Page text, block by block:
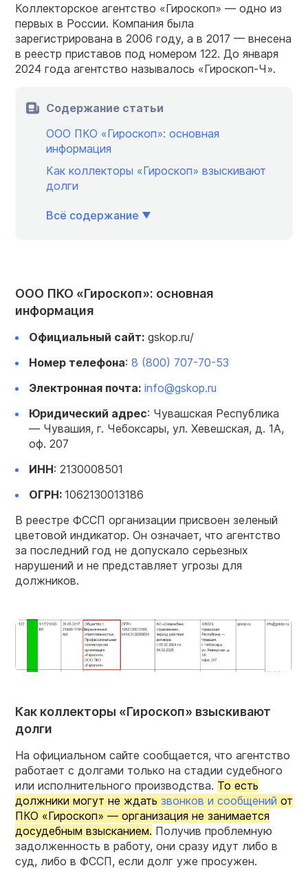
Коллекторское агентство «Гироскоп» — одно из
первых в России. Компания была
зарегистрирована в 2006 году, а в 2017 — внесена
в реестр приставов под номером 122. До января
2024 года агентство называлось «Гироскоп-Ч».
Содержание статьи
ООО ПКО «Гироскоп»: основная
информация
Как коллекторы «Гироскоп» взыскивают
долги
Всё содержание
ООО ПКО «Гироскоп»: основная
информация
Официальный сайт: gskop.ru/
Номер телефона: 8 (800) 707-70-53
Электронная почта: info@gskop.ru
Юридический адрес: Чувашская Республика
— Чувашия, г. Чебоксары, ул. Хевешская, д. 1А,
оф. 207
ИНН: 2130008501
ОГРН: 1062130013186
В реестре ФССП организации присвоен зеленый
цветовой индикатор. Он означает, что агентство
за последний год не допускало серьезных
нарушений и не представляет угрозы для
должников.
Как коллекторы «Гироскоп» взыскивают
долги
На официальном сайте сообщается, что агентство
работает с долгами только на стадии судебного
или исполнительного производства. То есть
должники могут не ждать звонков и сообщений от
ПКО «Гироскоп» — организация не занимается
досудебным взысканием. Получив проблемную
задолженность в работу, они сразу идут либо в
суд, либо в ФССП, если долг уже просужен.